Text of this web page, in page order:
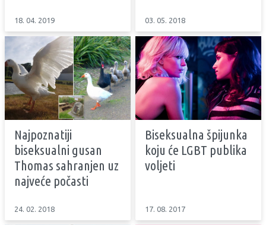
18. 04. 2019 03. 05. 2018
Najpoznatiji
biseksualni gusan
Thomas sahranjen uz
najveće počasti
24. 02. 2018
Biseksualna špijunka
koju će LGBT publika
voljeti
17. 08. 2017